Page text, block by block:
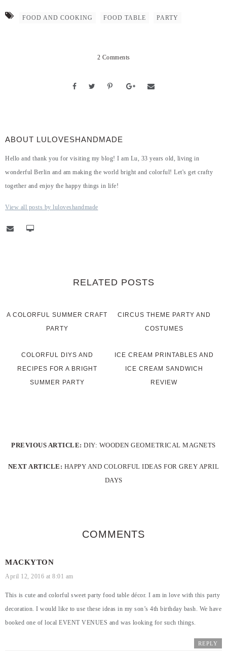
FOOD AND COOKING FOOD TABLE PARTY
2 Comments
ABOUT LULOVESHANDMADE
Hello and thank you for visiting my blog! I am Lu, 33 years old, living in
wonderful Berlin and am making the world bright and colorful! Let's get crafty
together and enjoy the happy things in life!
View all posts by luloveshandmade
RELATED POSTS
A COLORFUL SUMMER CRAFT
PARTY
CIRCUS THEME PARTY AND
COSTUMES
COLORFUL DIYS AND
RECIPES FOR A BRIGHT
SUMMER PARTY
ICE CREAM PRINTABLES AND
ICE CREAM SANDWICH
REVIEW
PREVIOUS ARTICLE:DIY: WOODEN GEOMETRICAL MAGNETS
NEXT ARTICLE: HAPPY AND COLORFUL IDEAS FOR GREY APRIL
DAYS
COMMENTS
MACKYTON
April 12, 2016 at 8:01 am
This is cute and colorful sweet party food table décor. I am in love with this party
decoration. I would like to use these ideas in my son’s 4th birthday bash. We have
booked one of local EVENT VENUES and was looking for such things.
REPLY